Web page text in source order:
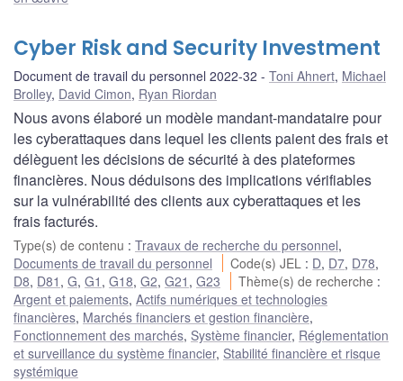
Cyber Risk and Security Investment
Document de travail du personnel 2022-32 Toni Ahnert, Michael
Brolley, David Cimon, Ryan Riordan
Nous avons élaboré un modèle mandant-mandataire pour
les cyberattaques dans lequel les clients paient des frais et
délèguent les décisions de sécurité à des plateformes
financières. Nous déduisons des implications vérifiables
sur la vulnérabilité des clients aux cyberattaques et les
frais facturés.
Type(s) de contenu : Travaux de recherche du personnel,
Documents de travail du personnel
Code(s) JEL : D, D7, D78,
D8, D81 , G, G1 , G18, G2, G21 , G23 Thème(s) de recherche :
Argent et paiements, Actifs numériques et technologies
financières, Marchés financiers et gestion financière,
Fonctionnement des marchés, Système financier, Réglementation
et surveillance du système financier, Stabilité financière et risque
systémique